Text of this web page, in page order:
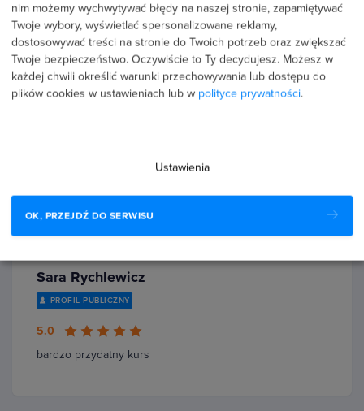
Robert Olszewski
PROFIL PUBLICZNY
5.0
Podczas tego kursu rozszerzyłem swoją wiedze
Sara Rychlewicz
PROFIL PUBLICZNY
5.0
bardzo przydatny kurs
nim możemy wychwytywać błędy na naszej stronie, zapamiętywać
Twoje wybory, wyświetlać spersonalizowane reklamy,
dostosowywać treści na stronie do Twoich potrzeb oraz zwiększać
Twoje bezpieczeństwo. Oczywiście to Ty decydujesz. Możesz w
każdej chwili określić warunki przechowywania lub dostępu do
plików cookies w ustawieniach lub w polityce prywatności.
Ustawienia
OK, PRZEJDŹ DO SERWISU